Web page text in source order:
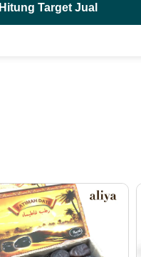
Hitung Target Jual